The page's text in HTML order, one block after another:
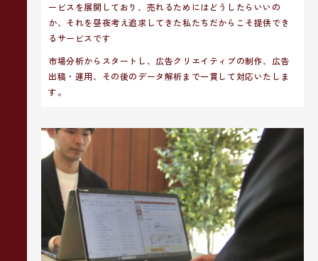
ービスを展開しており、売れるためにはどうしたらいいの
か、それを昼夜考え追求してきた私たちだからこそ提供でき
るサービスです
市場分析からスタートし、広告クリエイティブの制作、広告
出稿・運用、その後のデータ解析まで一貫して対応いたしま
す。